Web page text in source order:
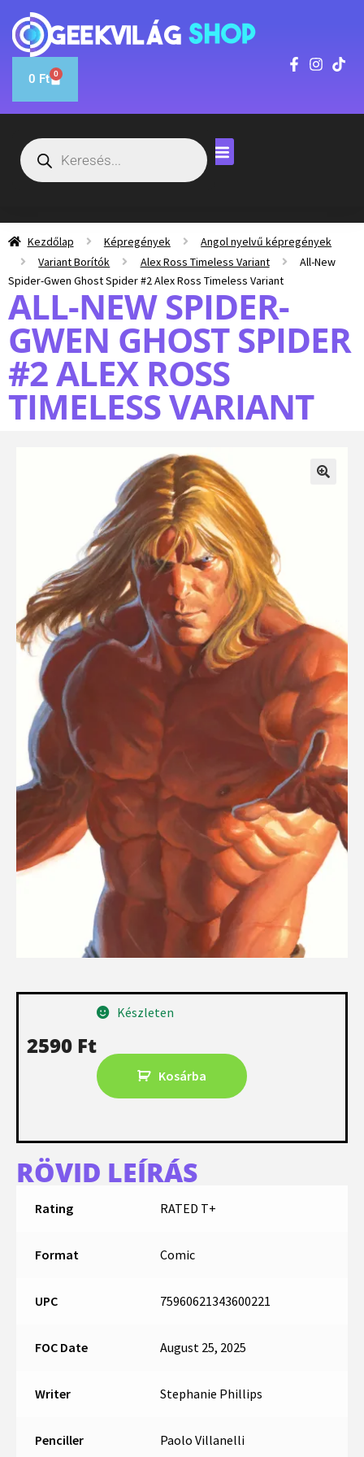
0 Ft 0
Kezdőlap Képregények
Angol nyelvű képregények
Variant Borítók
Alex Ross Timeless Variant
All-New
Spider-Gwen Ghost Spider #2 Alex Ross Timeless Variant
ALL-NEW SPIDER-
GWEN GHOST SPIDER
#2 ALEX ROSS
TIMELESS VARIANT
2590 Ft
Készleten
Kosárba
RÖVID LEÍRÁS
Rating RATED T+
Format Comic
UPC 75960621343600221
FOC Date August 25, 2025
Writer Stephanie Phillips
Penciller Paolo Villanelli